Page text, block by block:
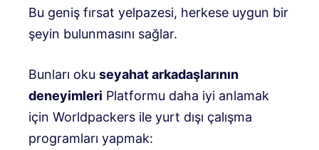
Bu geniş fırsat yelpazesi, herkese uygun bir
şeyin bulunmasını sağlar.
Bunları oku seyahat arkadaşlarının
deneyimleri Platformu daha iyi anlamak
için Worldpackers ile yurt dışı çalışma
programları yapmak: